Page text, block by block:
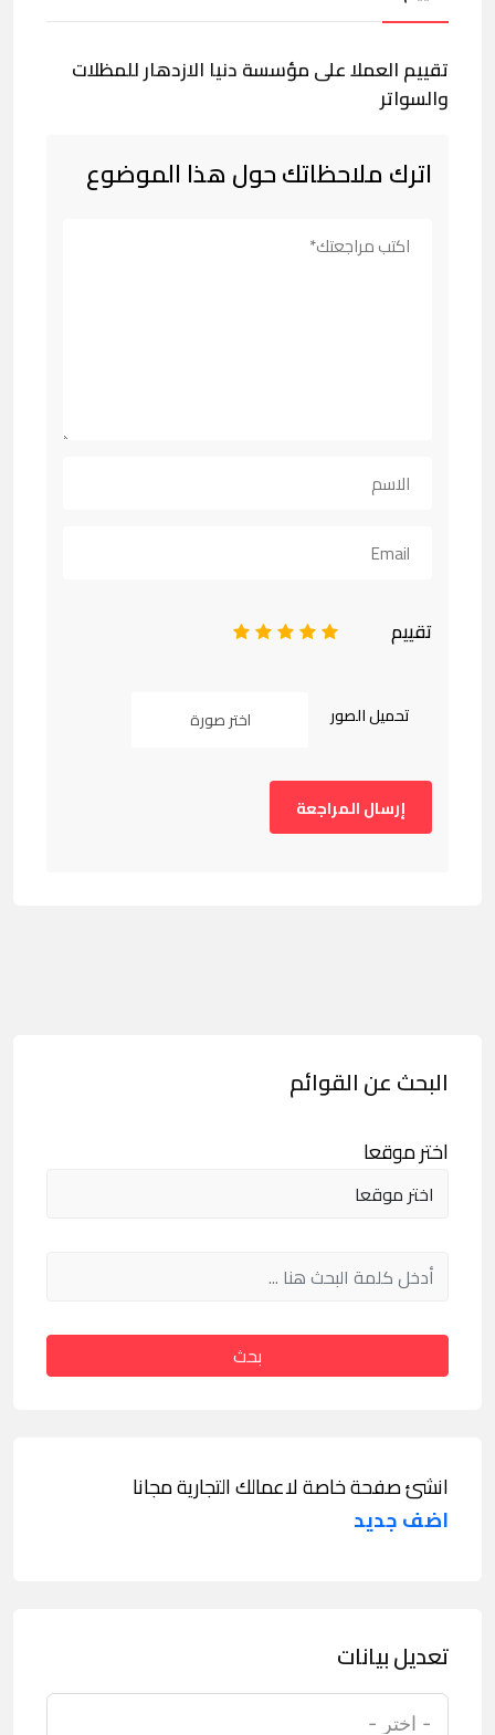
تقييم العملا على مؤسسة دنيا الازدهار للمظلات
والسواتر
اترك ملاحظاتك حول هذا الموضوع
تقييم 5
4
3
2
تحميل الصور اختر صورة
البحث عن القوائم
اختر موقعا
بحث
انشئ صفحة خاصة لاعمالك التجارية مجانا
اضف جديد
تعديل بيانات